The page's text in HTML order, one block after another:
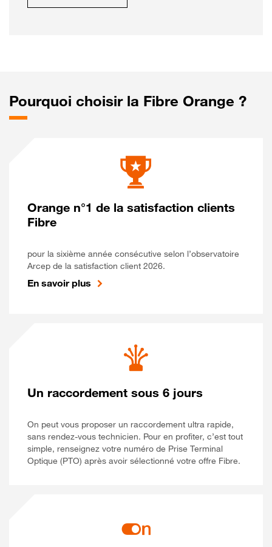
Pourquoi choisir la Fibre Orange ?
Orange n°1 de la satisfaction clients
Fibre
pour la sixième année consécutive selon l’observatoire
Arcep de la satisfaction client 2026.
En savoir plus
Un raccordement sous 6 jours
On peut vous proposer un raccordement ultra rapide,
sans rendez-vous technicien. Pour en profiter, c’est tout
simple, renseignez votre numéro de Prise Terminal
Optique (PTO) après avoir sélectionné votre offre Fibre.